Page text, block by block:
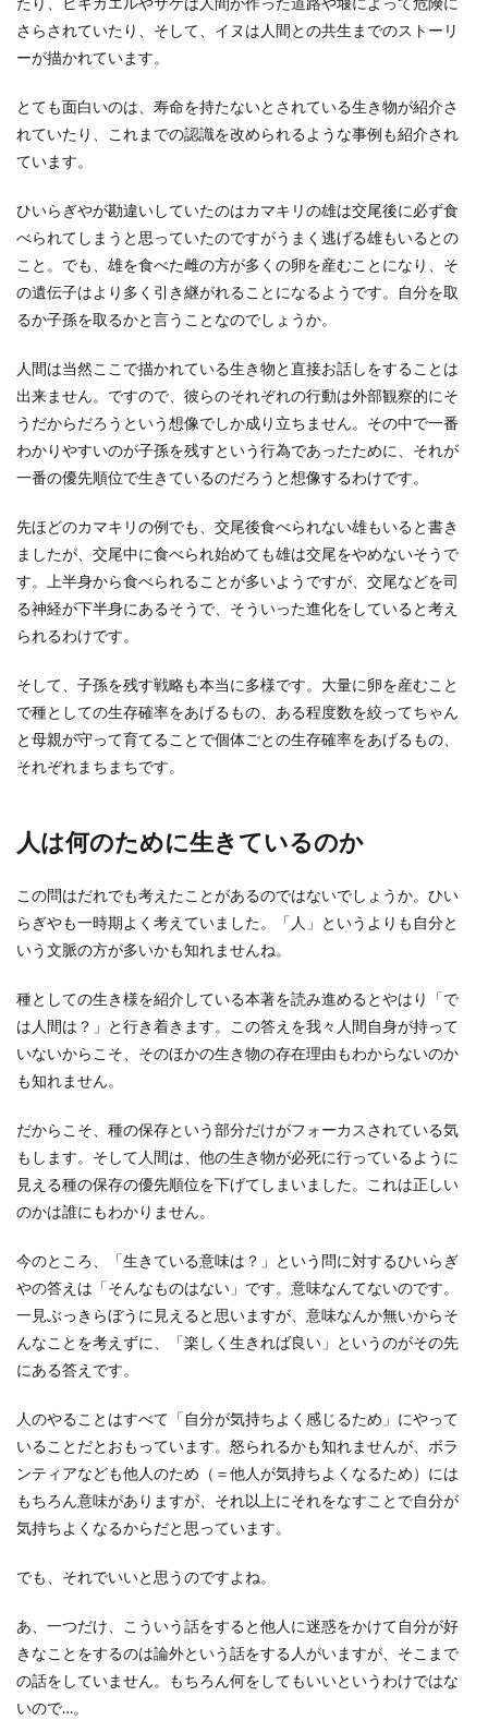
さらされていたり、そして、イヌは人間との共生までのストーリ
ーが描かれています。
とても面白いのは、寿命を持たないとされている生き物が紹介さ
れていたり、これまでの認識を改められるような事例も紹介され
ています。
ひいらぎやが勘違いしていたのはカマキリの雄は交尾後に必ず食
べられてしまうと思っていたのですがうまく逃げる雄もいるとの
こと。でも、雄を食べた雌の方が多くの卵を産むことになり、そ
の遺伝子はより多く引き継がれることになるようです。自分を取
るか子孫を取るかと言うことなのでしょうか。
人間は当然ここで描かれている生き物と直接お話しをすることは
出来ません。ですので、彼らのそれぞれの行動は外部観察的にそ
うだからだろうという想像でしか成り立ちません。その中で一番
わかりやすいのが子孫を残すという行為であったために、それが
一番の優先順位で生きているのだろうと想像するわけです。
先ほどのカマキリの例でも、交尾後食べられない雄もいると書き
ましたが、交尾中に食べられ始めても雄は交尾をやめないそうで
す。上半身から食べられることが多いようですが、交尾などを司
る神経が下半身にあるそうで、そういった進化をしていると考え
られるわけです。
そして、子孫を残す戦略も本当に多様です。大量に卵を産むこと
で種としての生存確率をあげるもの、ある程度数を絞ってちゃん
と母親が守って育てることで個体ごとの生存確率をあげるもの、
それぞれまちまちです。
人は何のために生きているのか
この問はだれでも考えたことがあるのではないでしょうか。ひい
らぎやも一時期よく考えていました。「人」というよりも自分と
いう文脈の方が多いかも知れませんね。
種としての生き様を紹介している本著を読み進めるとやはり「で
は人間は？」と行き着きます。この答えを我々人間自身が持って
いないからこそ、そのほかの生き物の存在理由もわからないのか
も知れません。
だからこそ、種の保存という部分だけがフォーカスされている気
もします。そして人間は、他の生き物が必死に行っているように
見える種の保存の優先順位を下げてしまいました。これは正しい
のかは誰にもわかりません。
今のところ、「生きている意味は？」という問に対するひいらぎ
やの答えは「そんなものはない」です。意味なんてないのです。
一見ぶっきらぼうに見えると思いますが、意味なんか無いからそ
んなことを考えずに、「楽しく生きれば良い」というのがその先
にある答えです。
人のやることはすべて「自分が気持ちよく感じるため」にやって
いることだとおもっています。怒られるかも知れませんが、ボラ
ンティアなども他人のため（＝他人が気持ちよくなるため）には
もちろん意味がありますが、それ以上にそれをなすことで自分が
気持ちよくなるからだと思っています。
でも、それでいいと思うのですよね。
あ、一つだけ、こういう話をすると他人に迷惑をかけて自分が好
きなことをするのは論外という話をする人がいますが、そこまで
の話をしていません。もちろん何をしてもいいというわけではな
いので…。